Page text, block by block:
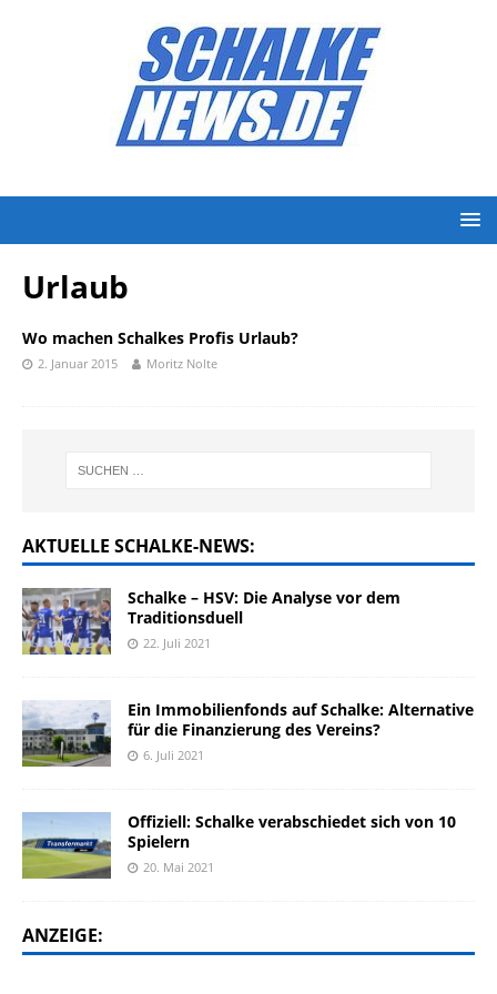
Urlaub
Wo machen Schalkes Profis Urlaub?
2. Januar 2015 Moritz Nolte
AKTUELLE SCHALKE-NEWS:
Schalke – HSV: Die Analyse vor dem
Traditionsduell
22. Juli 2021
Ein Immobilienfonds auf Schalke: Alternative
für die Finanzierung des Vereins?
6. Juli 2021
Offiziell: Schalke verabschiedet sich von 10
Spielern
20. Mai 2021
ANZEIGE: